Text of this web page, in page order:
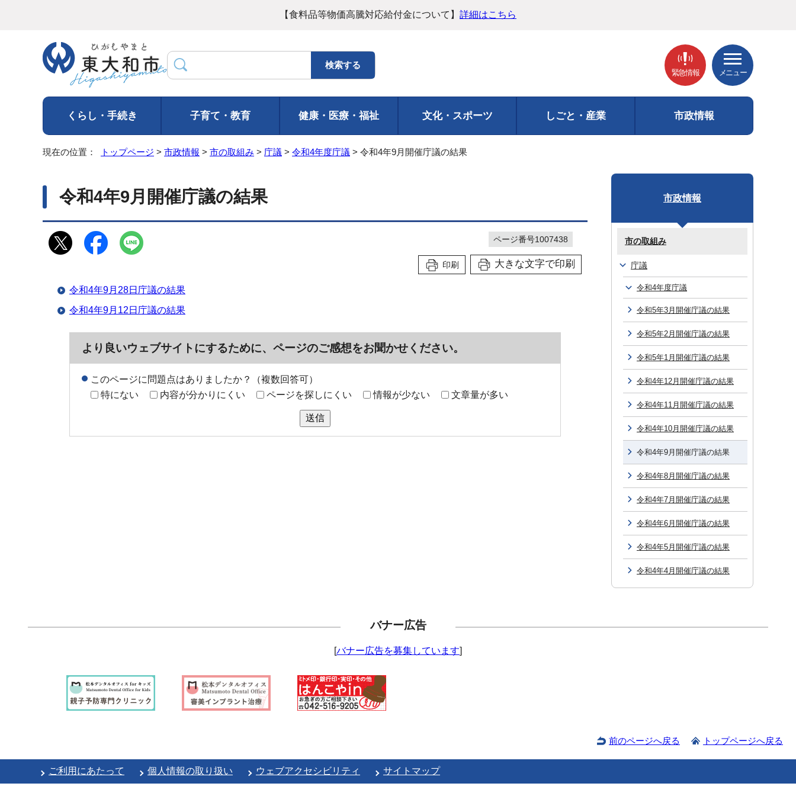
【食料品等物価高騰対応給付金について】 詳細はこちら
緊急情報 メニュー
くらし・手続き 子育て・教育 健康・医療・福祉 文化・スポーツ しごと・産業 市政情報
現在の位置： トップページ > 市政情報 > 市の取組み > 庁議 > 令和4年度庁議 > 令和4年9月開催庁議の結果
令和4年9月開催庁議の結果
ページ番号1007438
印刷 大きな文字で印刷
令和4年9月28日庁議の結果
令和4年9月12日庁議の結果
より良いウェブサイトにするために、ページのご感想をお聞かせください。
このページに問題点はありましたか？（複数回答可）
特にない
内容が分かりにくい ページを探しにくい 情報が少ない 文章量が多い
送信
市政情報
市の取組み
庁議
令和4年度庁議
令和5年3月開催庁議の結果
令和5年2月開催庁議の結果
令和5年1月開催庁議の結果
令和4年12月開催庁議の結果
令和4年11月開催庁議の結果
令和4年10月開催庁議の結果
令和4年9月開催庁議の結果
令和4年8月開催庁議の結果
令和4年7月開催庁議の結果
令和4年6月開催庁議の結果
令和4年5月開催庁議の結果
令和4年4月開催庁議の結果
バナー広告
[バナー広告を募集しています]
前のページへ戻る トップページへ戻る
ご利用にあたって 個人情報の取り扱い ウェブアクセシビリティ サイトマップ